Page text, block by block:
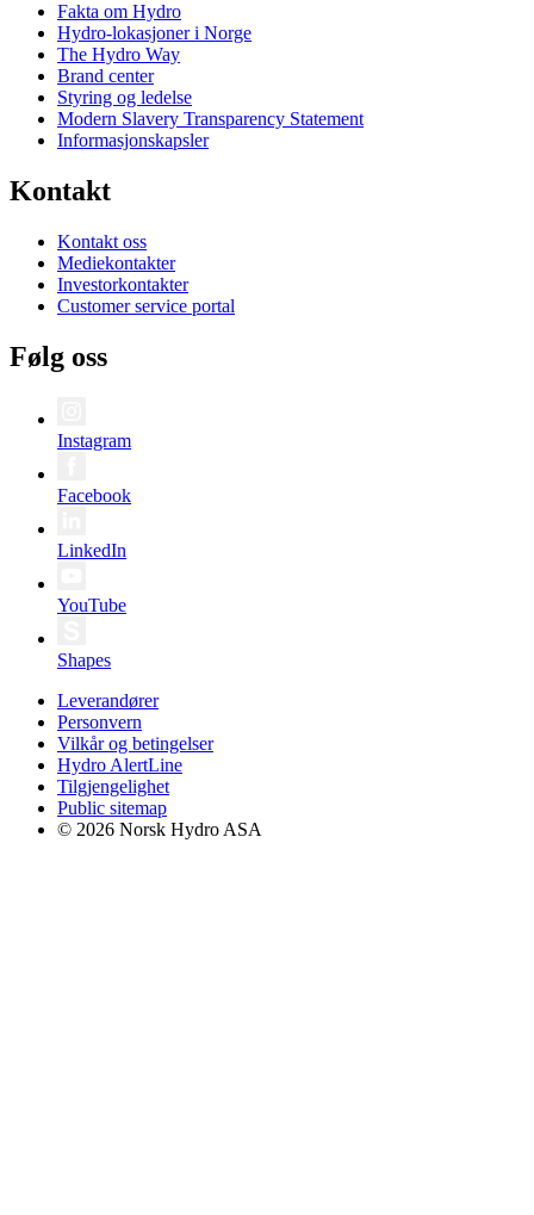
Fakta om Hydro
Hydro-lokasjoner i Norge
The Hydro Way
Brand center
Styring og ledelse
Modern Slavery Transparency Statement
Informasjonskapsler
Kontakt
Kontakt oss
Mediekontakter
Investorkontakter
Customer service portal
Følg oss
Instagram
Facebook
LinkedIn
YouTube
Shapes
Leverandører
Personvern
Vilkår og betingelser
Hydro AlertLine
Tilgjengelighet
Public sitemap
© 2026 Norsk Hydro ASA